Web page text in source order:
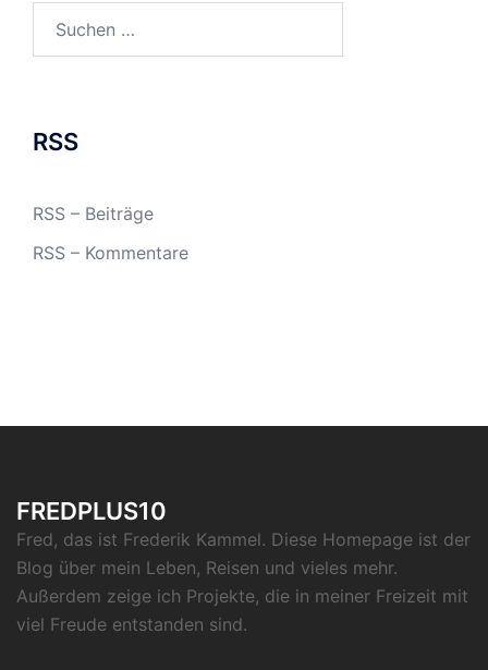
RSS
RSS – Beiträge
RSS – Kommentare
FREDPLUS10
Fred, das ist Frederik Kammel. Diese Homepage ist der
Blog über mein Leben, Reisen und vieles mehr.
Außerdem zeige ich Projekte, die in meiner Freizeit mit
viel Freude entstanden sind.